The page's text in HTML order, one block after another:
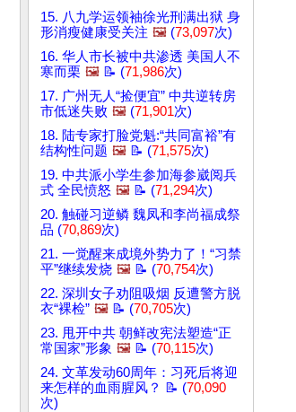
15. 八九学运领袖徐光刑满出狱 身
形消瘦健康受关注 🖼️ (73,097次)
16. 华人市长被中共渗透 美国人不
寒而栗 🖼️ 📝 (71,986次)
17. 广州无人“捡便宜” 中共逆转房
市低迷失败 🖼️ (71,901次)
18. 陆专家打脸党魁:“共同富裕”有
结构性问题 🖼️ 📝 (71,575次)
19. 中共派小学生参加海参崴阅兵
式 全民愤怒 🖼️ 📝 (71,294次)
20. 触碰习逆鳞 魏凤和李尚福成祭
品 (70,869次)
21. 一觉醒来成境外势力了！“习禁
平”继续发烧 🖼️ 📝 (70,754次)
22. 深圳女子劝阻吸烟 反遭警方脱
衣“裸检” 🖼️ 📝 (70,705次)
23. 甩开中共 朝鲜改宪法塑造“正
常国家”形象 🖼️ 📝 (70,115次)
24. 文革发动60周年：习死后将迎
来怎样的血雨腥风？ 📝 (70,090
次)